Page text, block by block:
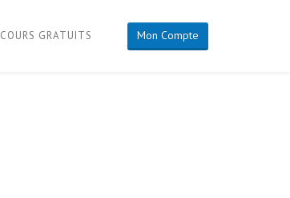
Mon Compte
COURS GRATUITS